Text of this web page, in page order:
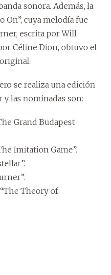
sonora. Además, la
On”, cuya melodía fue
escrita por Will
Céline Dion, obtuvo el
se realiza una edición
y las nominadas son:
Grand Budapest
Imitation Game”.
Theory of